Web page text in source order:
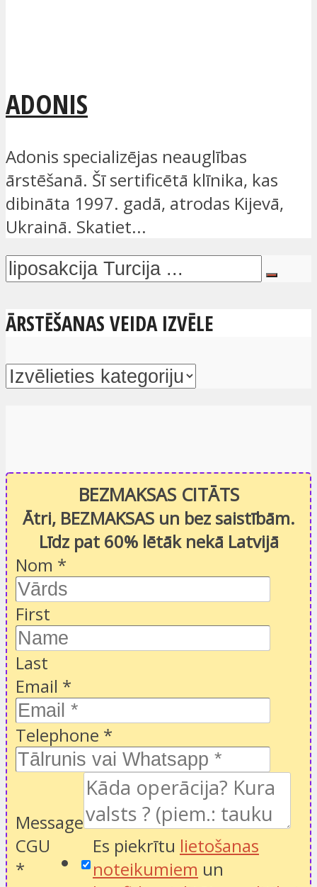
ADONIS
Adonis specializējas neauglības
ārstēšanā. Šī sertificētā klīnika, kas
dibināta 1997. gadā, atrodas Kijevā,
Ukrainā. Skatiet...
ĀRSTĒŠANAS VEIDA IZVĒLE
BEZMAKSAS CITĀTS
Ātri, BEZMAKSAS un bez saistībām.
Līdz pat 60% lētāk nekā Latvijā
Nom *
First
Last
Email *
Telephone *
Message
CGU
*
Es piekrītu lietošanas
noteikumiem un